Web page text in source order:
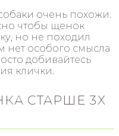
очень похожи.
чтобы щенок
но не походил
нет особого смысла
добивайтесь
клички.
СТАРШЕ 3Х